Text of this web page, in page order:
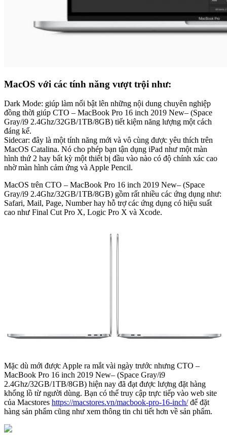
MacOS với các tính năng vượt trội như:
Dark Mode: giúp làm nổi bật lên những nội dung chuyên nghiệp
đồng thời giúp CTO – MacBook Pro 16 inch 2019 New– (Space
Gray/i9 2.4Ghz/32GB/1TB/8GB) tiết kiệm năng lượng một cách
đáng kể.
Sidecar: đây là một tính năng mới và vô cùng được yêu thích trên
MacOS Catalina. Nó cho phép bạn tận dụng iPad như một màn
hình thứ 2 hay bất kỳ một thiết bị đầu vào nào có độ chính xác cao
nhờ màn hình cảm ứng và Apple Pencil.
MacOS trên CTO – MacBook Pro 16 inch 2019 New– (Space
Gray/i9 2.4Ghz/32GB/1TB/8GB) gồm rất nhiều các ứng dụng như:
Safari, Mail, Page, Number hay hỗ trợ các ứng dụng có hiệu suất
cao như Final Cut Pro X, Logic Pro X và Xcode.
Mặc dù mới được Apple ra mắt vài ngày trước nhưng CTO –
MacBook Pro 16 inch 2019 New– (Space Gray/i9
2.4Ghz/32GB/1TB/8GB) hiện nay đã đạt được lượng đặt hàng
khổng lồ từ người dùng. Bạn có thể truy cập trực tiếp vào web site
của Macstores https://macstores.vn/macbook-pro-16-inch/để đặt
hàng sản phẩm cũng như xem thông tin chi tiết hơn về sản phẩm.